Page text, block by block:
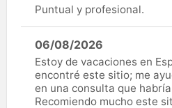
Puntual y profesional.
06/08/2026
Estoy de vacaciones en
encontré este sitio; me
en una consulta que
Recomiendo mucho este